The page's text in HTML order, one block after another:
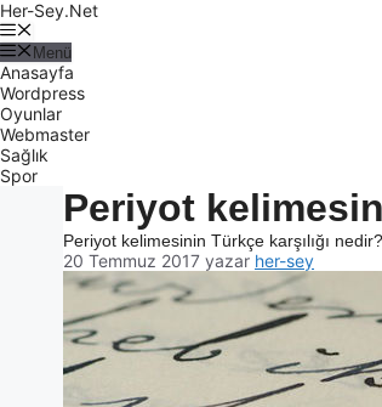
Her-Sey.Net
Menü
Anasayfa
Wordpress
Oyunlar
Webmaster
Sağlık
Spor
Periyot
Periyot kelimesinin Türkçe karşılığı nedir?
20 Temmuz 2017 yazar her-sey